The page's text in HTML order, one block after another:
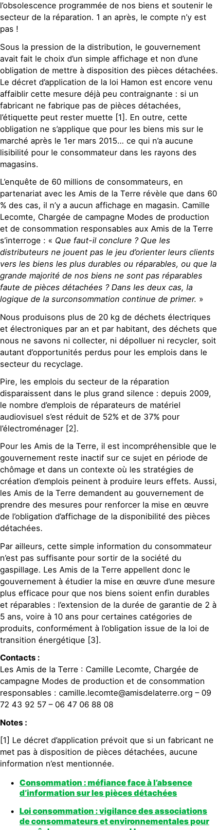
l’obsolescence programmée de nos biens et soutenir le
secteur de la réparation. 1 an après, le compte n’y est
pas !
Sous la pression de la distribution, le gouvernement
avait fait le choix d’un simple affichage et non d’une
obligation de mettre à disposition des pièces détachées.
Le décret d’application de la loi Hamon est encore venu
affaiblir cette mesure déjà peu contraignante : si un
fabricant ne fabrique pas de pièces détachées,
l’étiquette peut rester muette [1]. En outre, cette
obligation ne s’applique que pour les biens mis sur le
marché après le 1er mars 2015… ce qui n’a aucune
lisibilité pour le consommateur dans les rayons des
magasins.
L’enquête de 60 millions de consommateurs, en
partenariat avec les Amis de la Terre révèle que dans 60
% des cas, il n’y a aucun affichage en magasin. Camille
Lecomte, Chargée de campagne Modes de production
et de consommation responsables aux Amis de la Terre
s’interroge : « Que faut-il conclure ? Que les
distributeurs ne jouent pas le jeu d’orienter leurs clients
vers les biens les plus durables ou réparables, ou que la
grande majorité de nos biens ne sont pas réparables
faute de pièces détachées ? Dans les deux cas, la
logique de la surconsommation continue de primer. »
Nous produisons plus de 20 kg de déchets électriques
et électroniques par an et par habitant, des déchets que
nous ne savons ni collecter, ni dépolluer ni recycler, soit
autant d’opportunités perdus pour les emplois dans le
secteur du recyclage.
Pire, les emplois du secteur de la réparation
disparaissent dans le plus grand silence : depuis 2009,
le nombre d’emplois de réparateurs de matériel
audiovisuel s’est réduit de 52% et de 37% pour
l’électroménager [2].
Pour les Amis de la Terre, il est incompréhensible que le
gouvernement reste inactif sur ce sujet en période de
chômage et dans un contexte où les stratégies de
création d’emplois peinent à produire leurs effets. Aussi,
les Amis de la Terre demandent au gouvernement de
prendre des mesures pour renforcer la mise en œuvre
de l’obligation d’affichage de la disponibilité des pièces
détachées.
Par ailleurs, cette simple information du consommateur
n’est pas suffisante pour sortir de la société du
gaspillage. Les Amis de la Terre appellent donc le
gouvernement à étudier la mise en œuvre d’une mesure
plus efficace pour que nos biens soient enfin durables
et réparables : l’extension de la durée de garantie de 2 à
5 ans, voire à 10 ans pour certaines catégories de
produits, conformément à l’obligation issue de la loi de
transition énergétique [3].
Contacts :
Les Amis de la Terre : Camille Lecomte, Chargée de
campagne Modes de production et de consommation
responsables : camille.lecomte@amisdelaterre.org – 09
72 43 92 57 – 06 47 06 88 08
Notes :
[1] Le décret d’application prévoit que si un fabricant ne
met pas à disposition de pièces détachées, aucune
information n’est mentionnée.
Consommation : méfiance face à l’absence
d’information sur les pièces détachées
Loi consommation : vigilance des associations
de consommateurs et environnementales pour